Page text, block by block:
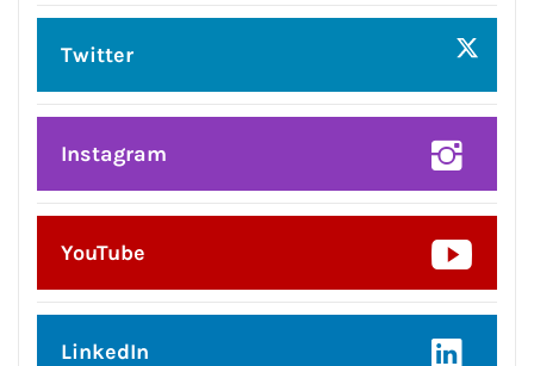
Twitter
Instagram
YouTube
LinkedIn